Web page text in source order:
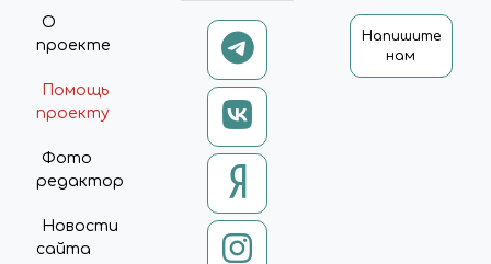
ITEM.DELAY ? 'DELAYED' :
API.EACH(DATA.COMPARE,
$('[DATA-COMPARE-ID=' +
ITEM.ID + ']').ATTR('DATA-
COMPARE-STATE', 'ADDED'); }); };
UPDATE = FUNCTION {
$.AJAX('/BITRIX/TEMPLATES/U
NIVERSE_S1/COMPONENTS/I
NTEC.UNIVERSE/SYSTEM/BAS
KET.MANAGER/AJAX.PHP', {
О
проекте
Помощь
проекту
Фото
редактор
Новости
сайта
Напишите
нам